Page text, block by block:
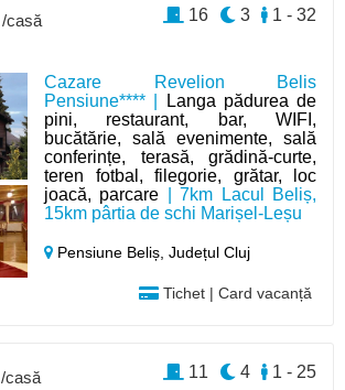
Cazare Revelion Belis
Pensiune**** |
Langa pădurea de
pini, restaurant, bar, WIFI,
bucătărie, sală evenimente, sală
conferințe, terasă, grădină-curte,
teren fotbal, filegorie, grătar, loc
joacă, parcare | 7km Lacul Beliș,
15km pârtia de schi Marișel-Leșu
Pensiune Beliș,Județul Cluj
Tichet | Card vacanță
/casă 1 - 32
3
16
/casă 1 - 25
4
11